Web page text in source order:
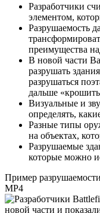
Разработчики
элементом,
Разрушаемость
преимущества
В новой части
разрушать
разрушаться
дальше
Визуальные и
определять,
Разные типы
на объектах,
Разрушаемые
которые можно
Пример
MP4